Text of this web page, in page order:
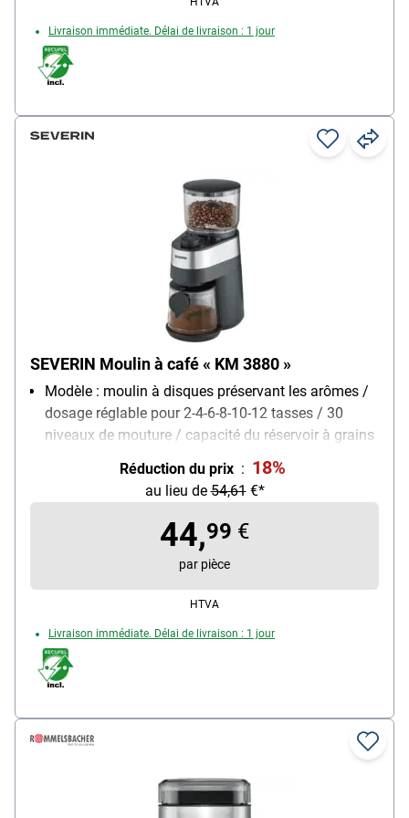
nettoyage / récipient à café moulu avec couvercle
anti-poussière / bec de remplissage / entonnoir /
porte-filtre petit et grand (Ø 60 mm / 70 mm)
Livraison immédiate. Délai de livraison : 1 jour
SEVERIN Moulin à café « KM 3880 »
Modèle : moulin à disques préservant les arômes /
dosage réglable pour 2-4-6-8-10-12 tasses / 30
niveaux de mouture / capacité du réservoir à grains
240 g / bac à moutue amovible (130 g) / avec
fermeture préservant l'arôme
Puissance : 140 W
Particularités : arrêt automatique
Réduction du prix : 18%
au lieu de54,61€*
44,99 €
par pièce
HTVA
Livraison immédiate. Délai de livraison : 1 jour